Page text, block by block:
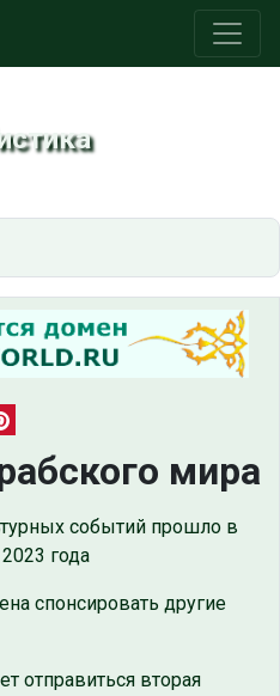
мира
событий прошло в
года
спонсировать другие
отправиться вторая